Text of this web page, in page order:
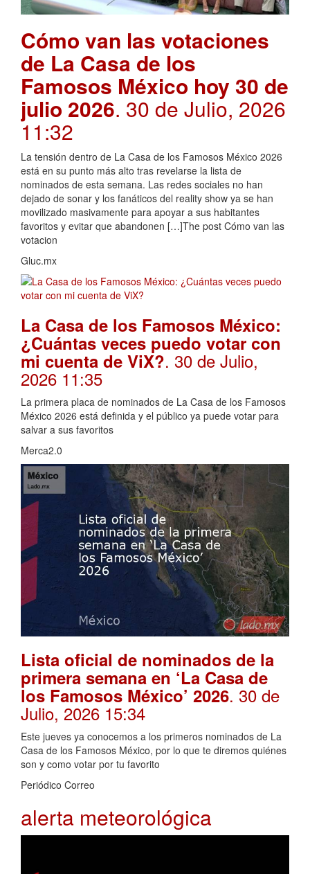
Cómo van las votaciones
de La Casa de los
Famosos México hoy 30 de
julio 2026. 30 de Julio, 2026
11:32
La tensión dentro de La Casa de los Famosos México 2026
está en su punto más alto tras revelarse la lista de
nominados de esta semana. Las redes sociales no han
dejado de sonar y los fanáticos del reality show ya se han
movilizado masivamente para apoyar a sus habitantes
favoritos y evitar que abandonen […]The post Cómo van las
votacion
Gluc.mx
La Casa de los Famosos México:
¿Cuántas veces puedo votar con
mi cuenta de ViX?. 30 de Julio,
2026 11:35
La primera placa de nominados de La Casa de los Famosos
México 2026 está definida y el público ya puede votar para
salvar a sus favoritos
Merca2.0
Lista oficial de nominados de la
primera semana en ‘La Casa de
los Famosos México’ 2026. 30 de
Julio, 2026 15:34
Este jueves ya conocemos a los primeros nominados de La
Casa de los Famosos México, por lo que te diremos quiénes
son y como votar por tu favorito
Periódico Correo
alerta meteorológica